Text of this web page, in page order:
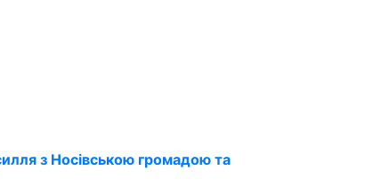
з Носівською громадою та